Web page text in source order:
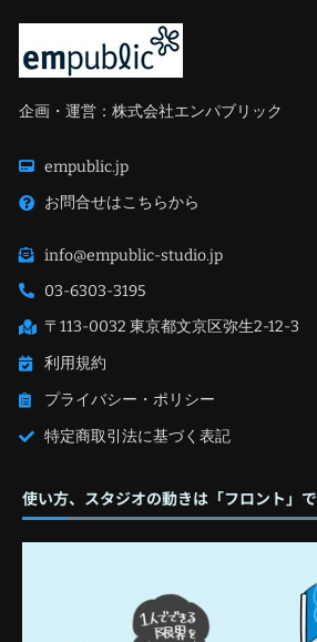
企画・運営：株式会社エンパブリック
empublic.jp
お問合せはこちらから
info@empublic-studio.jp
03-6303-3195
〒113-0032 東京都文京区弥生2-12-3
利用規約
プライバシー・ポリシー
特定商取引法に基づく表記
使い方、スタジオの動きは「フロント」で